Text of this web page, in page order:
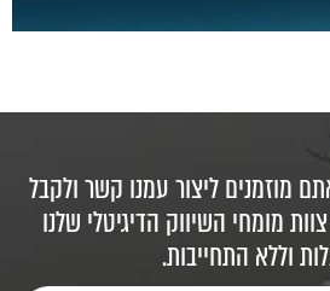
מוזמנים ליצור עמנו קשר ולקבל
מומחי השיווק הדיגיטלי שלנו
וללא התחייבות.